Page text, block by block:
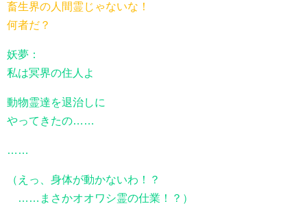
畜生界の人間霊じゃないな！
何者だ？
妖夢：
私は冥界の住人よ
動物霊達を退治しに
やってきたの……
……
（えっ、身体が動かないわ！？
……まさかオオワシ霊の仕業！？）